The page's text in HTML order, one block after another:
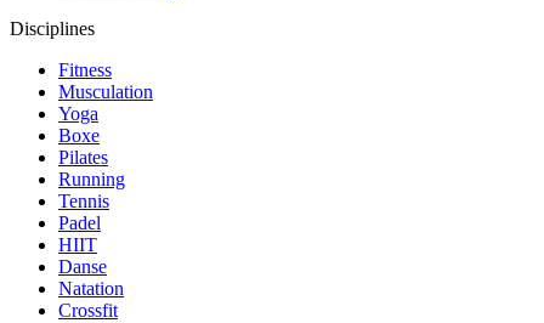
Disciplines
Fitness
Musculation
Yoga
Boxe
Pilates
Running
Tennis
Padel
HIIT
Danse
Natation
Crossfit